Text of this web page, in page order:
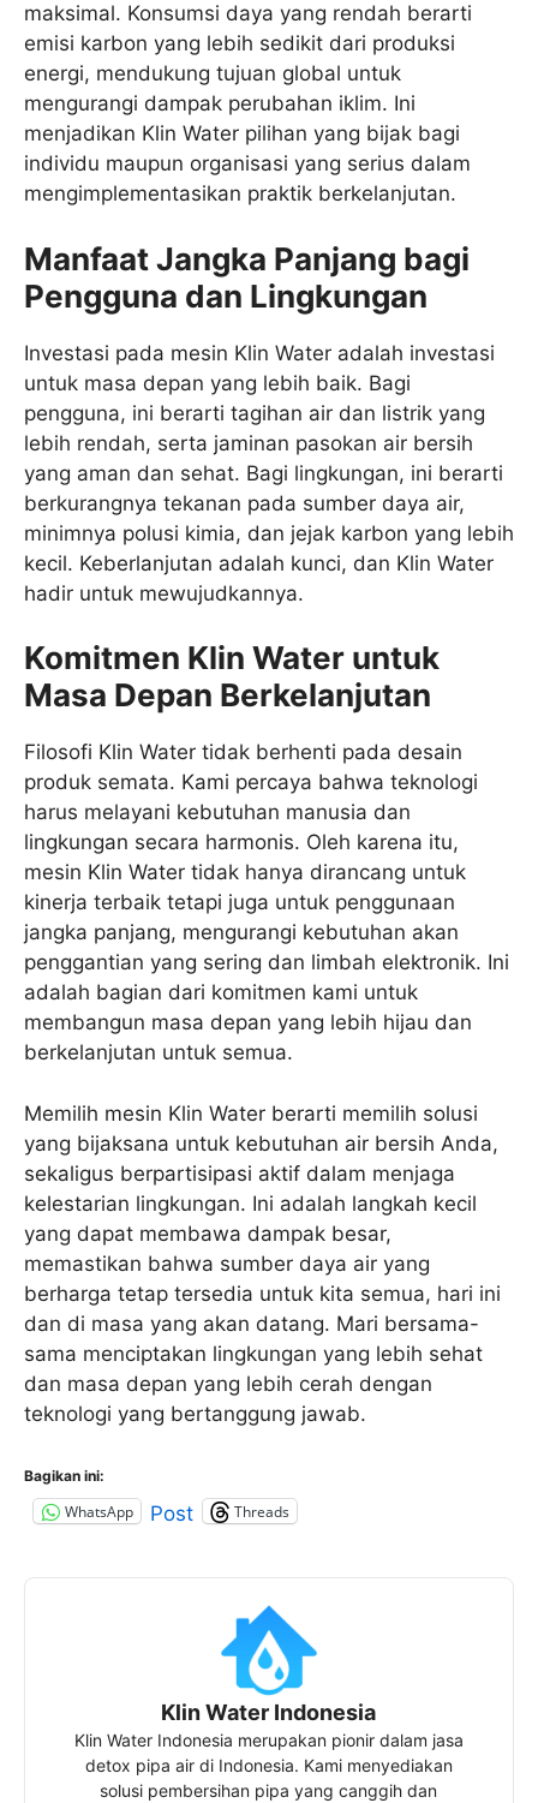
maksimal. Konsumsi daya yang rendah berarti
emisi karbon yang lebih sedikit dari produksi
energi, mendukung tujuan global untuk
mengurangi dampak perubahan iklim. Ini
menjadikan Klin Water pilihan yang bijak bagi
individu maupun organisasi yang serius dalam
mengimplementasikan praktik berkelanjutan.
Manfaat Jangka Panjang bagi
Pengguna dan Lingkungan
Investasi pada mesin Klin Water adalah investasi
untuk masa depan yang lebih baik. Bagi
pengguna, ini berarti tagihan air dan listrik yang
lebih rendah, serta jaminan pasokan air bersih
yang aman dan sehat. Bagi lingkungan, ini berarti
berkurangnya tekanan pada sumber daya air,
minimnya polusi kimia, dan jejak karbon yang lebih
kecil. Keberlanjutan adalah kunci, dan Klin Water
hadir untuk mewujudkannya.
Komitmen Klin Water untuk
Masa Depan Berkelanjutan
Filosofi Klin Water tidak berhenti pada desain
produk semata. Kami percaya bahwa teknologi
harus melayani kebutuhan manusia dan
lingkungan secara harmonis. Oleh karena itu,
mesin Klin Water tidak hanya dirancang untuk
kinerja terbaik tetapi juga untuk penggunaan
jangka panjang, mengurangi kebutuhan akan
penggantian yang sering dan limbah elektronik. Ini
adalah bagian dari komitmen kami untuk
membangun masa depan yang lebih hijau dan
berkelanjutan untuk semua.
Memilih mesin Klin Water berarti memilih solusi
yang bijaksana untuk kebutuhan air bersih Anda,
sekaligus berpartisipasi aktif dalam menjaga
kelestarian lingkungan. Ini adalah langkah kecil
yang dapat membawa dampak besar,
memastikan bahwa sumber daya air yang
berharga tetap tersedia untuk kita semua, hari ini
dan di masa yang akan datang. Mari bersama-
sama menciptakan lingkungan yang lebih sehat
dan masa depan yang lebih cerah dengan
teknologi yang bertanggung jawab.
Bagikan ini:
WhatsApp Post Threads
Klin Water Indonesia
Klin Water Indonesia merupakan pionir dalam jasa
detox pipa air di Indonesia. Kami menyediakan
solusi pembersihan pipa yang canggih dan